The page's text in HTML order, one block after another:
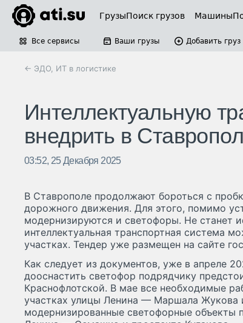
ГрузыПоиск грузов Машины
Все сервисы Ваши грузы Добавить груз
← ЭДО, ИТ в логистике
Интеллектуальную
внедрить в
03:52, 25 Декабря 2025
В Ставрополе продолжают бороться с
дорожного движения. Для этого, помимо
модернизируются и светофоры. Не станет
интеллектуальная транспортная система
участках. Тендер уже размещен на сайте
Как следует из документов, уже в апреле
дооснастить светофор подрядчику
Краснофлотской. В мае все необходимые
участках улицы Ленина — Маршала
модернизированные светофорные объекты